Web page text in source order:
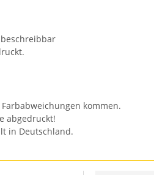
kommen.
abgedruckt!
in Deutschland.